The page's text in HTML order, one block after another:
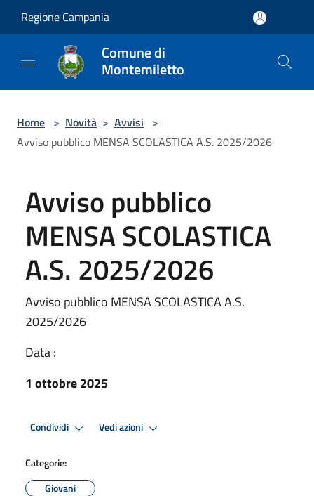
Regione Campania
Comune di
Montemiletto
Home > Novità > Avvisi >
Avviso pubblico MENSA SCOLASTICA A.S. 2025/2026
Avviso pubblico
MENSA SCOLASTICA
A.S. 2025/2026
Avviso pubblico MENSA SCOLASTICA A.S.
2025/2026
Data :
1 ottobre 2025
Condividi Vedi azioni
Categorie:
Giovani